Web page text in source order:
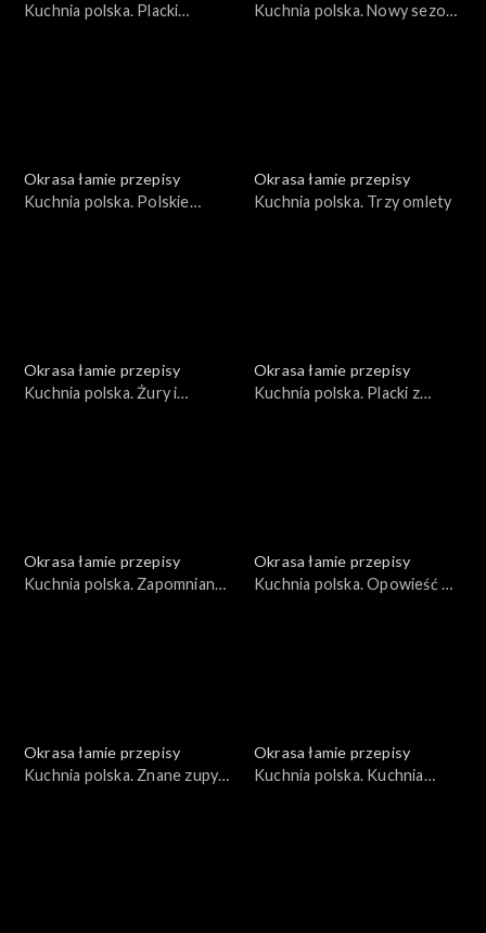
Kuchnia polska. Placki
Kuchnia polska. Nowy sezon
Okrasa łamie przepisy
Kuchnia polska. Polskie
Okrasa łamie przepisy
Kuchnia polska. Trzy omlety
Okrasa łamie przepisy
Kuchnia polska. Żury i
Okrasa łamie przepisy
Kuchnia polska. Placki z
Okrasa łamie przepisy
Kuchnia polska. Zapomniany
Okrasa łamie przepisy
Kuchnia polska. Opowieść o
Okrasa łamie przepisy
Kuchnia polska. Znane zupy
Okrasa łamie przepisy
Kuchnia polska. Kuchnia